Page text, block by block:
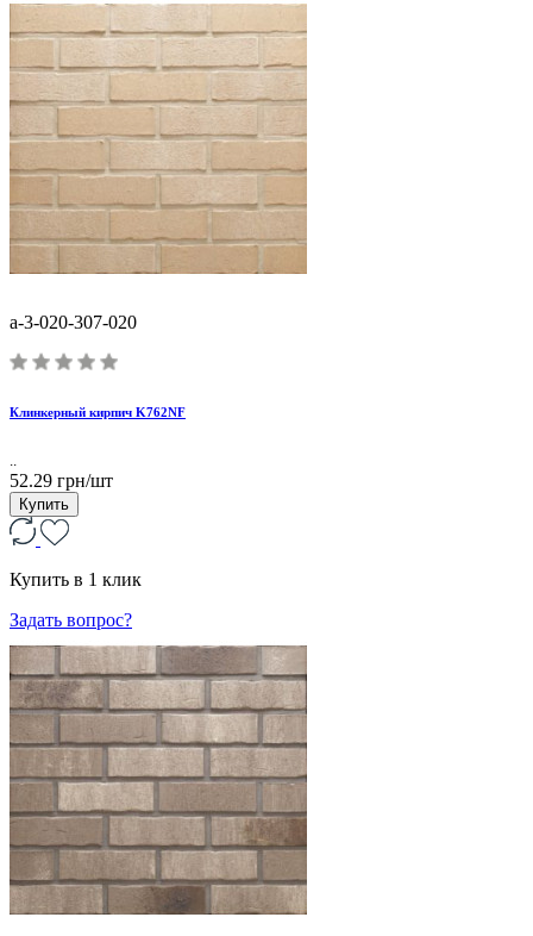
a-3-020-307-020
Клинкерный кирпич K762NF
..
52.29 грн/шт
Купить
Купить в 1 клик
Задать вопрос?